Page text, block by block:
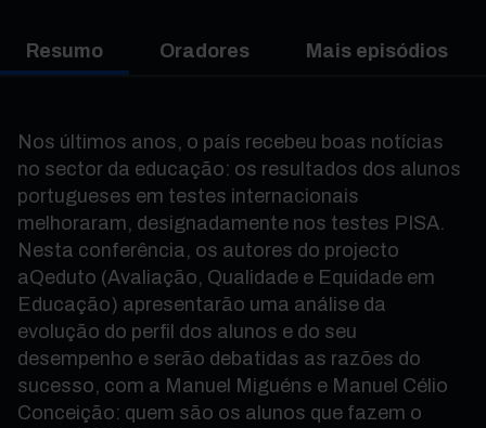
Resumo Oradores Mais episódios
Nos últimos anos, o país recebeu boas notícias
no sector da educação: os resultados dos alunos
portugueses em testes internacionais
melhoraram, designadamente nos testes PISA.
Nesta conferência, os autores do projecto
aQeduto (Avaliação, Qualidade e Equidade em
Educação) apresentarão uma análise da
evolução do perfil dos alunos e do seu
desempenho e serão debatidas as razões do
sucesso, com a Manuel Miguéns e Manuel Célio
Conceição: quem são os alunos que fazem o